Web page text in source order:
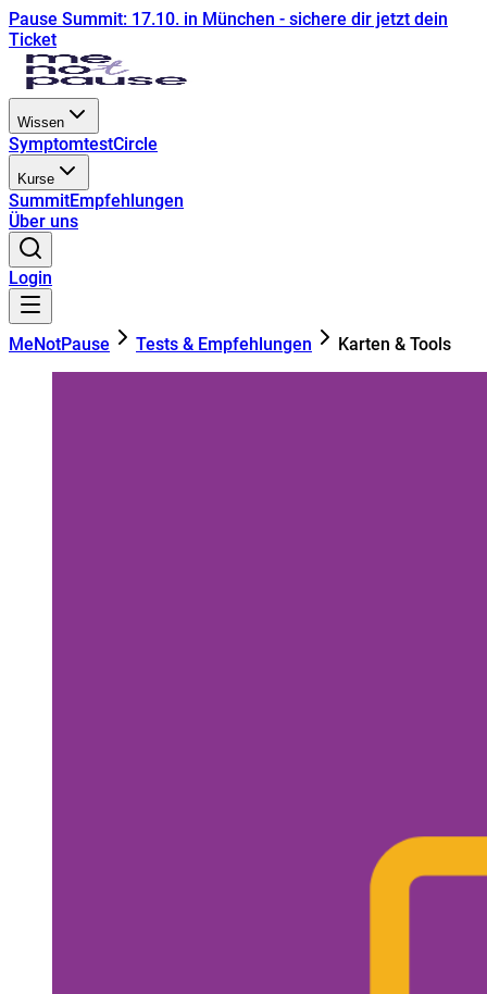
Pause Summit: 17.10. in München - sichere dir jetzt dein
Ticket
Wissen
SymptomtestCircle
Kurse
SummitEmpfehlungen
Über uns
Login
MeNotPause Tests & Empfehlungen Karten & Tools